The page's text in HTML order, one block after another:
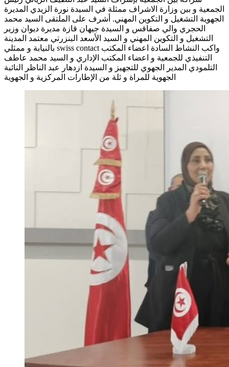
الجمعية و بين وزارة الاشراف ممثلة في السيدة نورة الزيدي المديرة
الجهوية التشغيل و التكوين المهني. أشرف على الملتقى السيد محمد
الحجري والي صفاقس و السيدة جيهان قازة مديرة ديوان وزير
التشغيل و التكوين المهني و السيد الأسعد البنزرتي معتمد المدينة
بالنيابة و ممثلي swiss contact واكب النشاط السادة اعضاء المكتب
التنفيذي للجمعية و اعضاء المكتب الإداري و السيد محمد عاطف
التلمودي المدير الجهوي للتجهيز و السيدة ازدهار عبد الناظر النائبة
الجهوية للمراة و ثلة من الإطارات المركزية و الجهوية